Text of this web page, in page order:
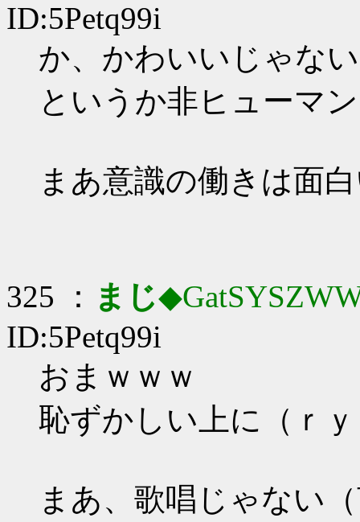
ID:5Petq99i
か、かわいいじゃな
というか非ヒューマン
まあ意識の働きは面
325 ： まじ
ID:5Petq99i
おまｗｗｗ
恥ずかしい上に（ｒｙ
まあ、歌唱じゃない